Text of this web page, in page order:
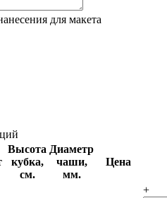
для макета
Высота
кубка,
см.
Диаметр
чаши,
мм.
Цена
+